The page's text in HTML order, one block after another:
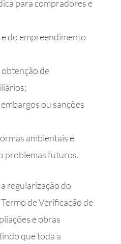
para compradores e
do empreendimento
de
ou sanções
ambientais e
problemas futuros.
regularização do
de Verificação de
e obras
que toda a